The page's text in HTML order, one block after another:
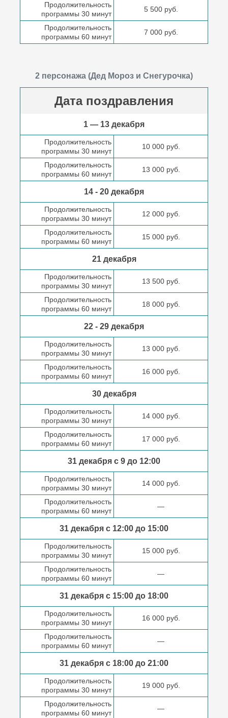
Продолжительность
программы 30 минут
5 500 руб.
Продолжительность
программы 60 минут
7 000 руб.
2 персонажа (Дед Мороз и Снегурочка)
Дата поздравления
1 — 13 декабря
Продолжительность
программы 30 минут
10 000 руб.
Продолжительность
программы 60 минут
13 000 руб.
14 - 20 декабря
Продолжительность
программы 30 минут
12 000 руб.
Продолжительность
программы 60 минут
15 000 руб.
21 декабря
Продолжительность
программы 30 минут
13 500 руб.
Продолжительность
программы 60 минут
18 000 руб.
22 - 29 декабря
Продолжительность
программы 30 минут
13 000 руб.
Продолжительность
программы 60 минут
16 000 руб.
30 декабря
Продолжительность
программы 30 минут
14 000 руб.
Продолжительность
программы 60 минут
17 000 руб.
31 декабря с 9 до 12:00
Продолжительность
программы 30 минут
14 000 руб.
Продолжительность
программы 60 минут
—
31 декабря с 12:00 до 15:00
Продолжительность
программы 30 минут
15 000 руб.
Продолжительность
программы 60 минут
—
31 декабря с 15:00 до 18:00
Продолжительность
программы 30 минут
16 000 руб.
Продолжительность
программы 60 минут
—
31 декабря с 18:00 до 21:00
Продолжительность
программы 30 минут
19 000 руб.
Продолжительность
программы 60 минут
—